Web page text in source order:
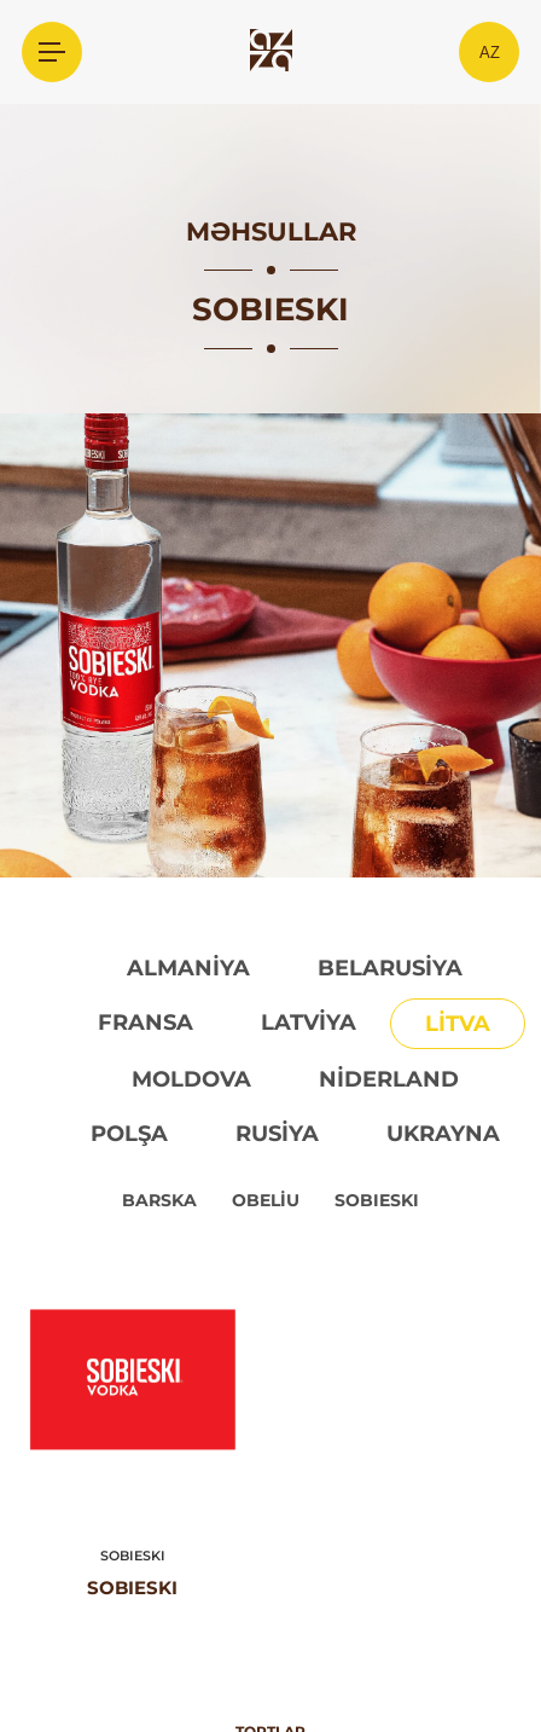
AZ
MƏHSULLAR
SOBIESKI
ALMANIYA BELARUSIYA
FRANSA LATVIYA LITVA
MOLDOVA NIDERLAND
POLŞA RUSIYA UKRAYNA
BARSKA OBELIU SOBIESKI
SOBIESKI
SOBIESKI